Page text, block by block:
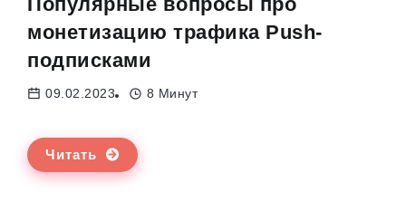
монетизацию трафика Push-
подписками
09.02.2023 8 Минут
Читать